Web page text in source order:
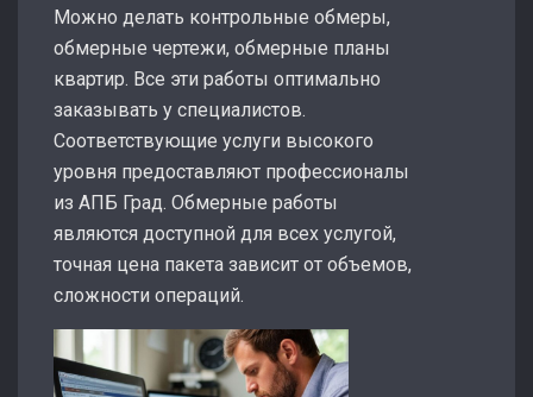
Можно делать контрольные обмеры,
обмерные чертежи, обмерные планы
квартир. Все эти работы оптимально
заказывать у специалистов.
Соответствующие услуги высокого
уровня предоставляют профессионалы
из АПБ Град. Обмерные работы
являются доступной для всех услугой,
точная цена пакета зависит от объемов,
сложности операций.